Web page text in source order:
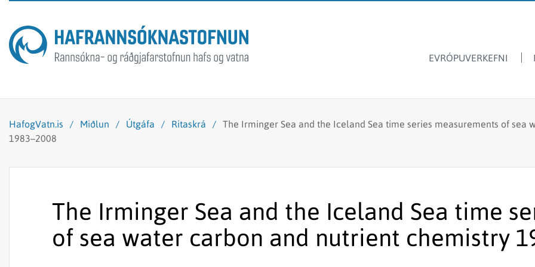
EVRÓPUVERKEFNI
Dýrasvif
Stangveiði
Framandi sjávarlífverur
Hvalarannsóknir
Ársskýrslur
tölur
Hafrannsóknastofnun
Laus störf
HafogVatn.is / Miðlun / Útgáfa / Ritaskrá /
The Irminger Sea and the Iceland Sea time series measurements of sea
1983–2008
The Irminger Sea and the Iceland Sea time
of sea water carbon and nutrient chemistry